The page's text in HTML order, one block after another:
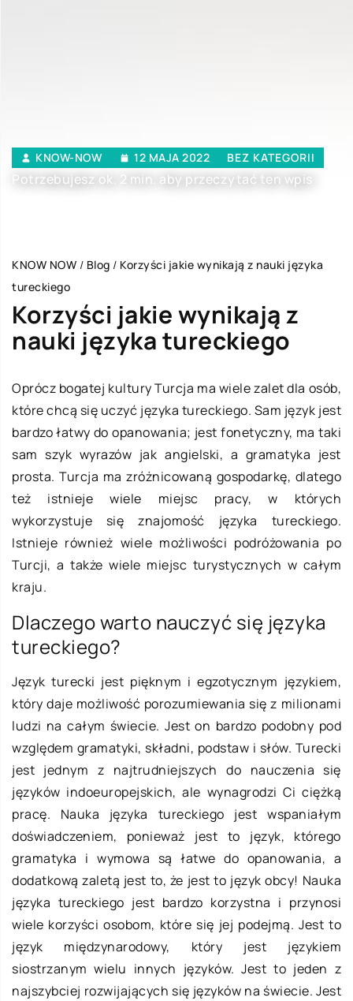
KNOW-NOW 12 MAJA 2022 BEZ KATEGORII
Potrzebujesz ok. 2 min. aby przeczytać ten wpis
KNOW NOW / Blog / Korzyści jakie wynikają z nauki języka
tureckiego
Korzyści jakie wynikają z
nauki języka tureckiego
Oprócz bogatej kultury Turcja ma wiele zalet dla osób,
które chcą się uczyć języka tureckiego. Sam język jest
bardzo łatwy do opanowania; jest fonetyczny, ma taki
sam szyk wyrazów jak angielski, a gramatyka jest
prosta. Turcja ma zróżnicowaną gospodarkę, dlatego
też istnieje wiele miejsc pracy, w których
wykorzystuje się znajomość języka tureckiego.
Istnieje również wiele możliwości podróżowania po
Turcji, a także wiele miejsc turystycznych w całym
kraju.
Dlaczego warto nauczyć się języka
tureckiego?
Język turecki jest pięknym i egzotycznym językiem,
który daje możliwość porozumiewania się z milionami
ludzi na całym świecie. Jest on bardzo podobny pod
względem gramatyki, składni, podstaw i słów. Turecki
jest jednym z najtrudniejszych do nauczenia się
języków indoeuropejskich, ale wynagrodzi Ci ciężką
pracę. Nauka języka tureckiego jest wspaniałym
doświadczeniem, ponieważ jest to język, którego
gramatyka i wymowa są łatwe do opanowania, a
dodatkową zaletą jest to, że jest to język obcy! Nauka
języka tureckiego jest bardzo korzystna i przynosi
wiele korzyści osobom, które się jej podejmą. Jest to
język międzynarodowy, który jest językiem
siostrzanym wielu innych języków. Jest to jeden z
najszybciej rozwijających się języków na świecie. Jest